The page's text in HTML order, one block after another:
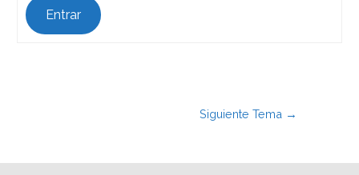
Entrar
Siguiente Tema →